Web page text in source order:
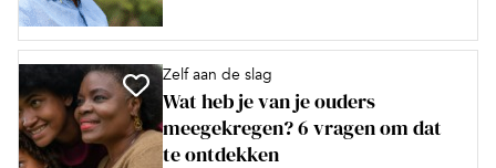
Zelf aan de slag
Wat heb je van je ouders
meegekregen? 6 vragen om dat
te ontdekken